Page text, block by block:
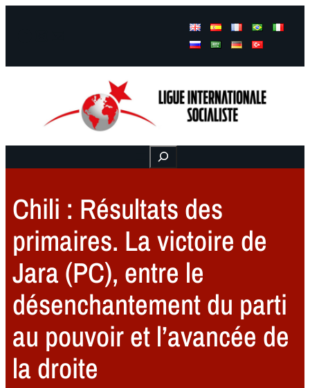
Buscar
Chili : Résultats des
primaires. La victoire de
Jara (PC), entre le
désenchantement du parti
au pouvoir et l’avancée de
la droite